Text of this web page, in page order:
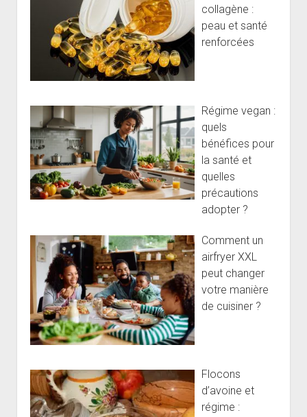
collagène :
peau et santé
renforcées
Régime vegan :
quels
bénéfices pour
la santé et
quelles
précautions
adopter ?
Comment un
airfryer XXL
peut changer
votre manière
de cuisiner ?
Flocons
d’avoine et
régime :